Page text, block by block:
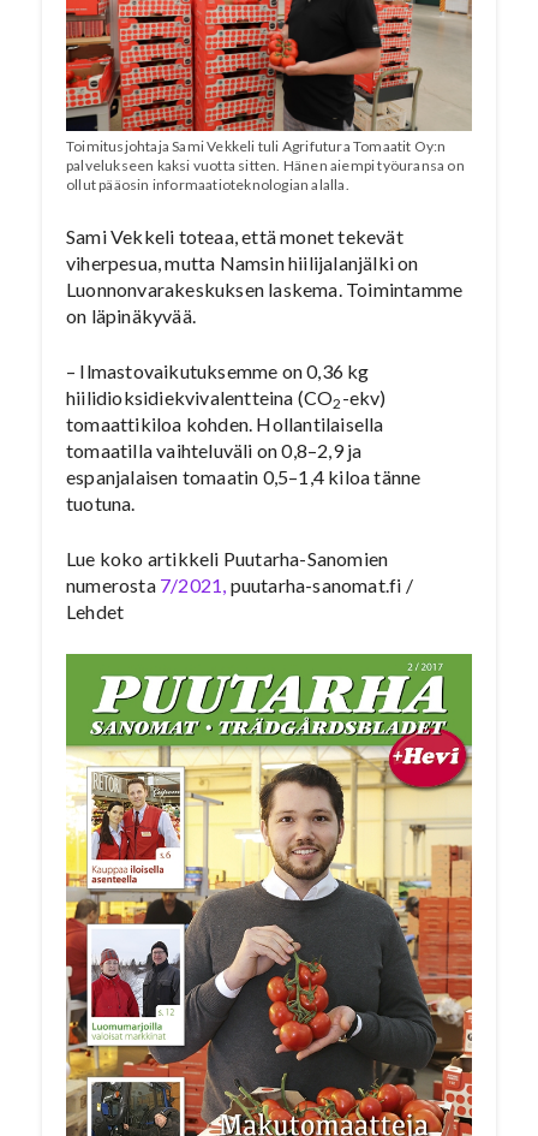
Toimitusjohtaja Sami Vekkeli tuli Agrifutura Tomaatit Oy:n
palvelukseen kaksi vuotta sitten. Hänen aiempi työuransa on
ollut pääosin informaatioteknologian alalla.
Sami Vekkeli toteaa, että monet tekevät
viherpesua, mutta Namsin hiilijalanjälki on
Luonnonvarakeskuksen laskema. Toimintamme
on läpinäkyvää.
– Ilmastovaikutuksemme on 0,36 kg
hiilidioksidiekvivalentteina (CO2 -ekv)
tomaattikiloa kohden. Hollantilaisella
tomaatilla vaihteluväli on 0,8–2,9 ja
espanjalaisen tomaatin 0,5–1,4 kiloa tänne
tuotuna.
Lue koko artikkeli Puutarha-Sanomien
numerosta 7/2021, puutarha-sanomat.fi /
Lehdet